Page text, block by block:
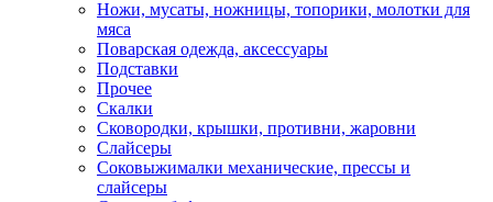
Ножи, мусаты, ножницы, топорики, молотки для
мяса
Поварская одежда, аксессуары
Подставки
Прочее
Скалки
Сковородки, крышки, противни, жаровни
Слайсеры
Соковыжималки механические, прессы и
слайсеры